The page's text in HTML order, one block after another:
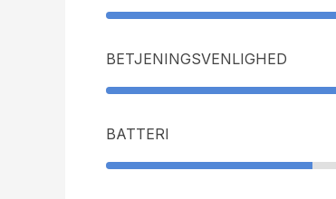
BETJENINGSVENLIGHED
BATTERI